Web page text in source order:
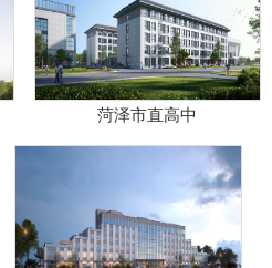
菏泽市直高中